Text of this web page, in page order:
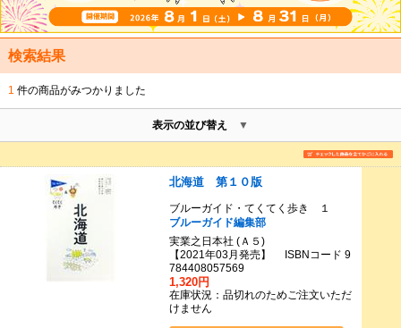
検索結果
1 件の商品がみつかりました
表示の並び替え
北海道 第１０版
ブルーガイド・てくてく歩き １
ブルーガイド編集部
実業之日本社 (Ａ５)
【2021年03月発売】 ISBNコード 9
784408057569
1,320円
在庫状況：品切れのためご注文いただ
けません